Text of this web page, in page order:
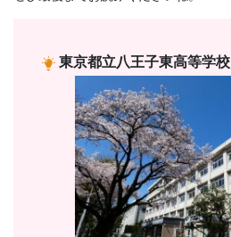
東京都立八王子東高等学校